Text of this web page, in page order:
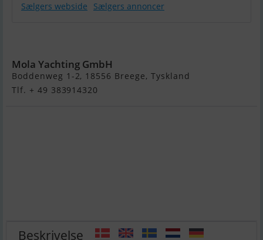
Sælgers webside Sælgers annoncer
Mola Yachting GmbH
Boddenweg 1-2, 18556 Breege, Tyskland
Tlf. + 49 383914320
Beskrivelse